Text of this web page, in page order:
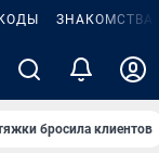
ЗНАКОМСТВА
бросила клиентов